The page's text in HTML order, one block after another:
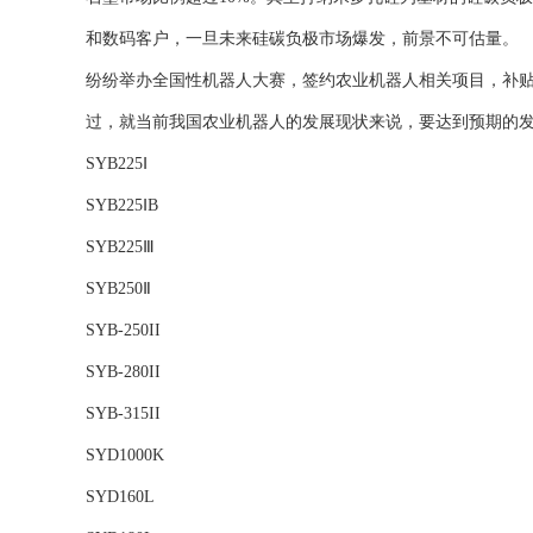
和数码客户，一旦未来硅碳负极市场爆发，前景不可估量
纷纷举办全国性机器人大赛，签约农业机器人相关项目，补
过，就当前我国农业机器人的发展现状来说，要达到预期的
SYB225Ⅰ
SYB225ⅠB
SYB225Ⅲ
SYB250Ⅱ
SYB-250II
SYB-280II
SYB-315II
SYD1000K
SYD160L